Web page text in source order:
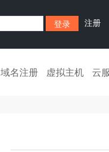
注册
域名注册 虚拟主机 云